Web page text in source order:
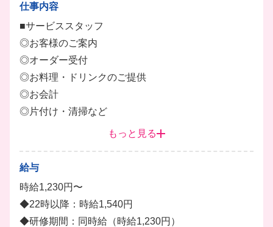
仕事内容
■サービススタッフ
◎お客様のご案内
◎オーダー受付
◎お料理・ドリンクのご提供
◎お会計
◎片付け・清掃など
馴染みやすい環境です！
先輩スタッフが丁寧にサポートし、自分に合ったペー
スでお仕事を覚えていただくので未経験の方も安心し
てご応募ください♪
もっと見る
給与
時給1,230円〜
◆22時以降：時給1,540円
◆研修期間：同時給（時給1,230円）